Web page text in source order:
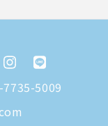
7735-5009